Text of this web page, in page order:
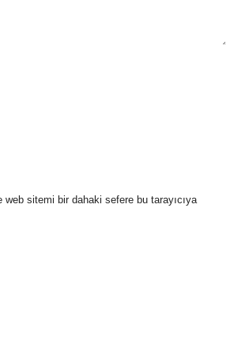
web sitemi bir dahaki sefere bu tarayıcıya